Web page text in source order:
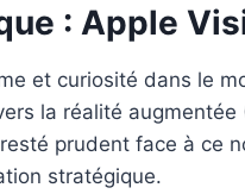
: Apple
et curiosité dans le
la réalité
prudent face à ce
stratégique.